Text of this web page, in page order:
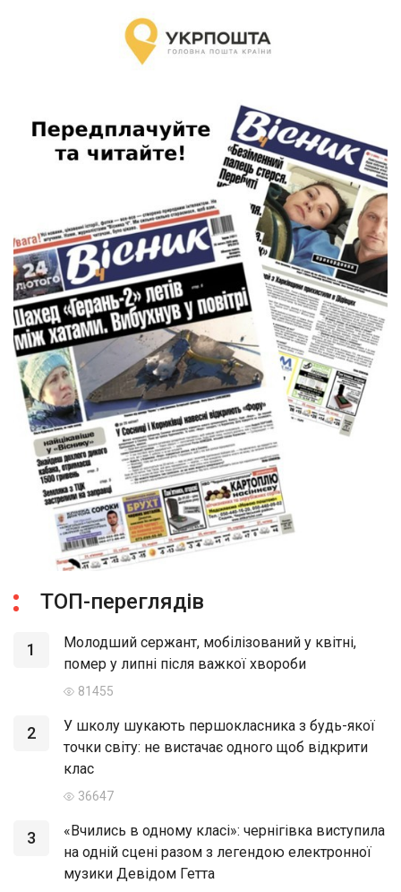
ТОП-переглядів
1
Молодший сержант, мобілізований у квітні,
помер у липні після важкої хвороби
81455
2
У школу шукають першокласника з будь-якої
точки світу: не вистачає одного щоб відкрити
клас
36647
3
«Вчились в одному класі»: чернігівка виступила
на одній сцені разом з легендою електронної
музики Девідом Гетта